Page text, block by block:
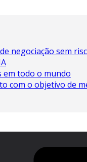
negociação sem
todo o mundo
com o objetivo de